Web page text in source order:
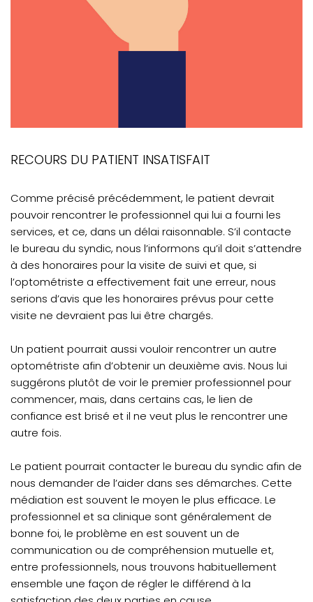
RECOURS DU PATIENT INSATISFAIT
Comme précisé précédemment, le patient devrait
pouvoir rencontrer le professionnel qui lui a fourni les
services, et ce, dans un délai raisonnable. S’il contacte
le bureau du syndic, nous l’informons qu’il doit s’attendre
à des honoraires pour la visite de suivi et que, si
l’optométriste a effectivement fait une erreur, nous
serions d’avis que les honoraires prévus pour cette
visite ne devraient pas lui être chargés.
Un patient pourrait aussi vouloir rencontrer un autre
optométriste afin d’obtenir un deuxième avis. Nous lui
suggérons plutôt de voir le premier professionnel pour
commencer, mais, dans certains cas, le lien de
confiance est brisé et il ne veut plus le rencontrer une
autre fois.
Le patient pourrait contacter le bureau du syndic afin de
nous demander de l’aider dans ses démarches. Cette
médiation est souvent le moyen le plus efficace. Le
professionnel et sa clinique sont généralement de
bonne foi, le problème en est souvent un de
communication ou de compréhension mutuelle et,
entre professionnels, nous trouvons habituellement
ensemble une façon de régler le différend à la